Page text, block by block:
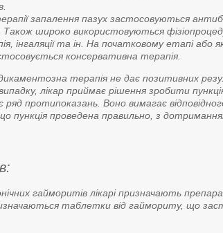
запалення пазух застосовуються
Також широко використовуються
інгаляції та ін. На початковому етапі або
консервативна терапія.
терапія не дає позитивних
лікар приймає рішення зробити
протипоказань. Воно вимагає відповідного
пункція проведена правильно, з
гайморитів лікарі призначають
таблетки від гаймориту, що